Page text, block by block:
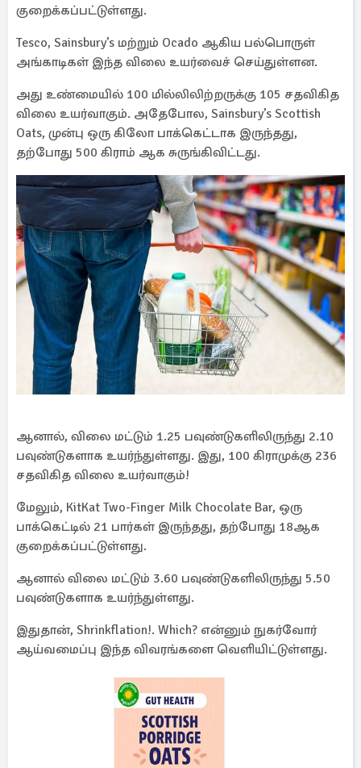
குறைக்கப்பட்டுள்ளது.
Tesco, Sainsbury’s மற்றும் Ocado ஆகிய பல்பொருள்
அங்காடிகள் இந்த விலை உயர்வைச் செய்துள்ளன.
அது உண்மையில் 100 மில்லிலிற்றருக்கு 105 சதவிகித
விலை உயர்வாகும். அதேபோல, Sainsbury’s Scottish
Oats, முன்பு ஒரு கிலோ பாக்கெட்டாக இருந்தது,
தற்போது 500 கிராம் ஆக சுருங்கிவிட்டது.
ஆனால், விலை மட்டும் 1.25 பவுண்டுகளிலிருந்து 2.10
பவுண்டுகளாக உயர்ந்துள்ளது. இது, 100 கிராமுக்கு 236
சதவிகித விலை உயர்வாகும்!
மேலும், KitKat Two-Finger Milk Chocolate Bar, ஒரு
பாக்கெட்டில் 21 பார்கள் இருந்தது, தற்போது 18ஆக
குறைக்கப்பட்டுள்ளது.
ஆனால் விலை மட்டும் 3.60 பவுண்டுகளிலிருந்து 5.50
பவுண்டுகளாக உயர்ந்துள்ளது.
இதுதான், Shrinkflation!. Which? என்னும் நுகர்வோர்
ஆய்வமைப்பு இந்த விவரங்களை வெளியிட்டுள்ளது.